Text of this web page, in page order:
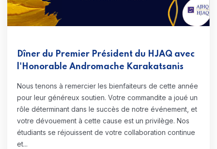
Dîner du Premier Président du HJAQ avec
l'Honorable Andromache Karakatsanis
Nous tenons à remercier les bienfaiteurs de cette année
pour leur généreux soutien. Votre commandite a joué un
rôle déterminant dans le succès de notre événement, et
votre dévouement à cette cause est un privilège. Nos
étudiants se réjouissent de votre collaboration continue
et...